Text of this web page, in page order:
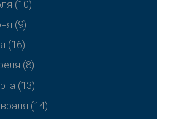
(10)
(9)
(16)
(8)
(13)
(14)